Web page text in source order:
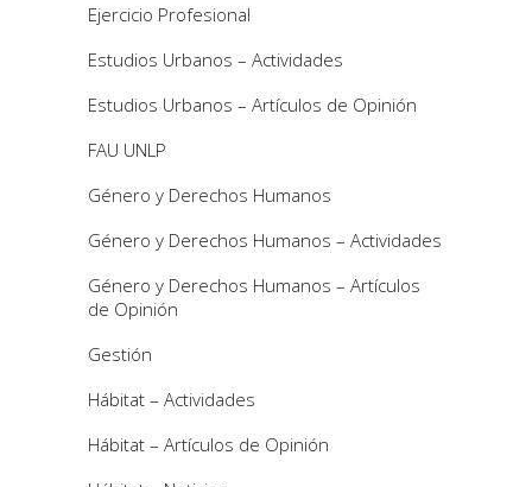
Ejercicio Profesional
Estudios Urbanos – Actividades
Estudios Urbanos – Artículos de Opinión
FAU UNLP
Género y Derechos Humanos
Género y Derechos Humanos – Actividades
Género y Derechos Humanos – Artículos
de Opinión
Gestión
Hábitat – Actividades
Hábitat – Artículos de Opinión